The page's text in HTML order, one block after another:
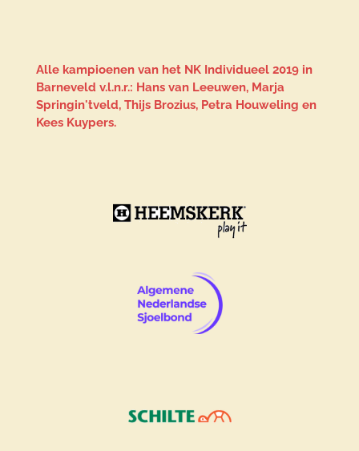
Alle kampioenen van het NK Individueel 2019 in
Barneveld v.l.n.r.: Hans van Leeuwen, Marja
Springin'tveld, Thijs Brozius, Petra Houweling en
Kees Kuypers.